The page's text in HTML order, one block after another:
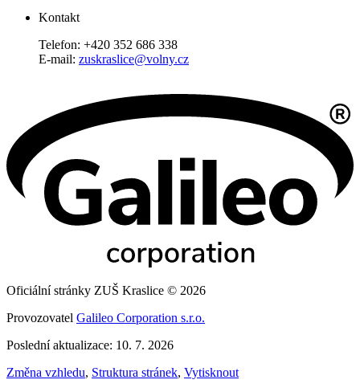
Kontakt
Telefon: +420 352 686 338
E-mail: zuskraslice@volny.cz
Oficiální stránky ZUŠ Kraslice © 2026
Provozovatel Galileo Corporation s.r.o.
Poslední aktualizace: 10. 7. 2026
Změna vzhledu, Struktura stránek, Vytisknout